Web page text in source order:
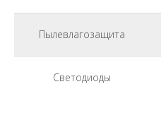
Пылевлагозащита
Светодиоды